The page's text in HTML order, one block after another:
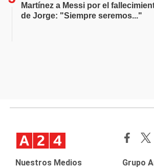
Martínez a Messi por el
de Jorge: "Siempre seremos..."
Nuestros Medios Grupo